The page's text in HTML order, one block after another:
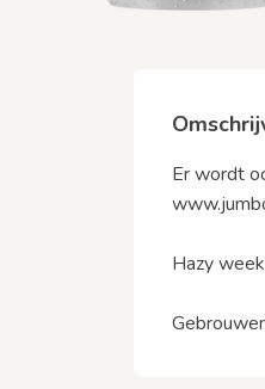
Er wordt
Hazy